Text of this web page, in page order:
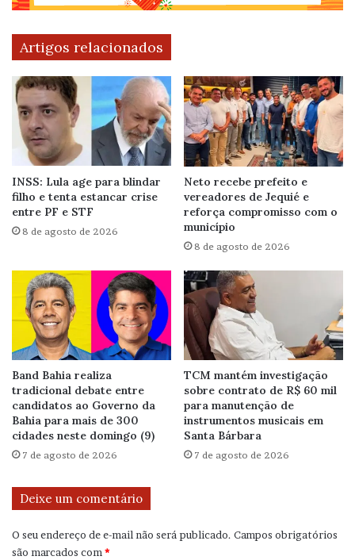
Artigos relacionados
INSS: Lula age para blindar
filho e tenta estancar crise
entre PF e STF
8 de agosto de 2026
Neto recebe prefeito e
vereadores de Jequié e
reforça compromisso com o
município
8 de agosto de 2026
Band Bahia realiza
tradicional debate entre
candidatos ao Governo da
Bahia para mais de 300
cidades neste domingo (9)
7 de agosto de 2026
TCM mantém investigação
sobre contrato de R$ 60 mil
para manutenção de
instrumentos musicais em
Santa Bárbara
7 de agosto de 2026
Deixe um comentário
O seu endereço de e-mail não será publicado. Campos obrigatórios
são marcados com*